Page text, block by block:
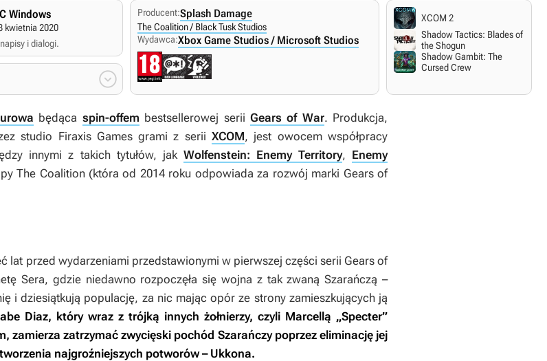
Windows
kwietnia 2020
i dialogi.

Producent:Splash Damage
The Coalition / Black Tusk Studios
Wydawca:Xbox Game Studios / Microsoft Studios
XCOM 2
Shadow Tactics: Blades of
the Shogun
Shadow Gambit: The
Cursed Crew
będąca spin-offem bestsellerowej serii Gears of War. Produkcja,
studio Firaxis Games grami z seriiXCOM, jest owocem współpracy
innymi z takich tytułów, jak Wolfenstein: Enemy Territory, Enemy
The Coalition (która od 2014 roku odpowiada za rozwój marki Gears of
lat przed wydarzeniami przedstawionymi w pierwszej części serii Gears of
Sera, gdzie niedawno rozpoczęła się wojna z tak zwaną Szarańczą –
i dziesiątkują populację, za nic mając opór ze strony zamieszkujących ją
Diaz, który wraz z trójką innych żołnierzy, czyli Marcellą „Specter”
zamierza zatrzymać zwycięski pochód Szarańczy poprzez eliminację jej
najgroźniejszych potworów – Ukkona.